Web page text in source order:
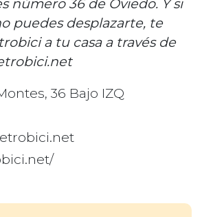
número 36 de Oviedo. Y si
puedes desplazarte, te
a tu casa a través de
36 Bajo IZQ